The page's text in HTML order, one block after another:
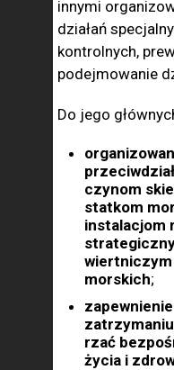
innymi
działań
kontrolnych,
podejmowanie
Do jego
czynom
statkom
instalacjom
wiertniczym
morskich;
rzać
życia i